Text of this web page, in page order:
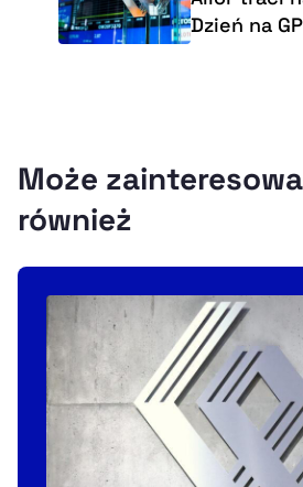
Dzień na
Może
również